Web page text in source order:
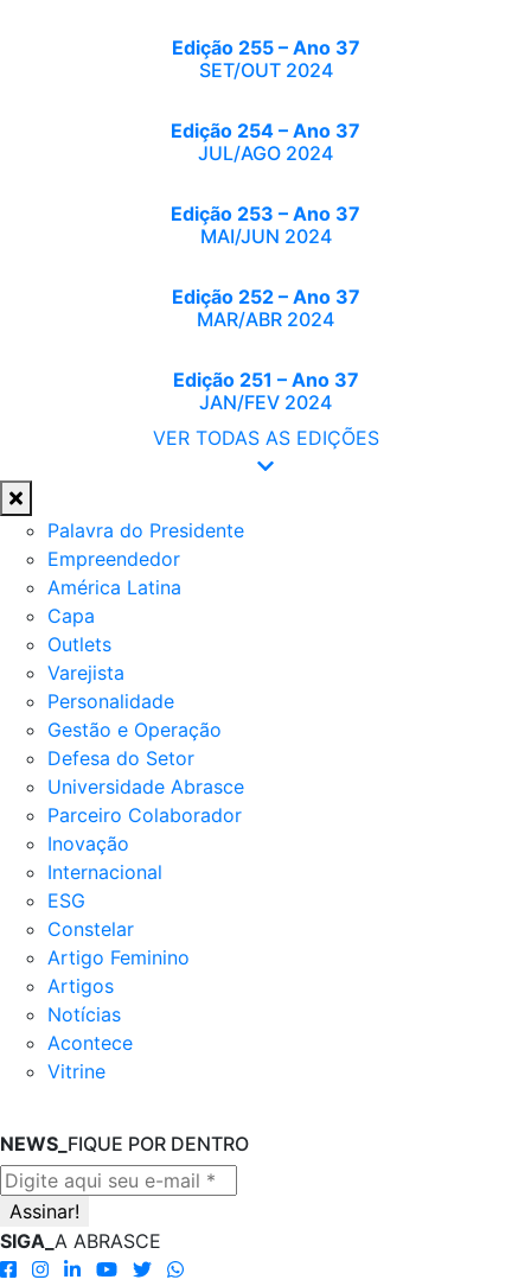
Edição 255 – Ano 37
SET/OUT 2024
Edição 254 – Ano 37
JUL/AGO 2024
Edição 253 – Ano 37
MAI/JUN 2024
Edição 252 – Ano 37
MAR/ABR 2024
Edição 251 – Ano 37
JAN/FEV 2024
VER TODAS AS EDIÇÕES
Palavra do Presidente
Empreendedor
América Latina
Capa
Outlets
Varejista
Personalidade
Gestão e Operação
Defesa do Setor
Universidade Abrasce
Parceiro Colaborador
Inovação
Internacional
ESG
Constelar
Artigo Feminino
Artigos
Notícias
Acontece
Vitrine
NEWS_ FIQUE POR DENTRO
SIGA_ A ABRASCE